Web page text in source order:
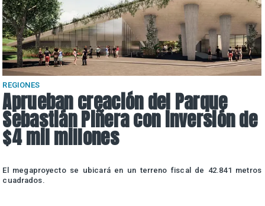
REGIONES
Aprueban creación del Parque
Sebastián Piñera con inversión de
$4 mil millones
El megaproyecto se ubicará en un terreno fiscal de 42.841 metros
cuadrados.